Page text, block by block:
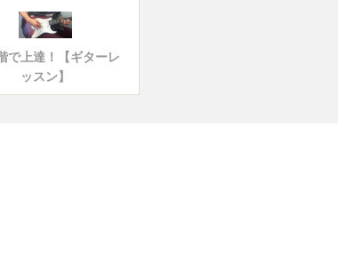
で上達！【ギターレ
ッスン】